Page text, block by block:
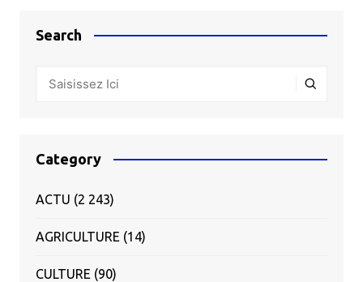
Search
Category
ACTU (2 243)
AGRICULTURE (14)
CULTURE (90)